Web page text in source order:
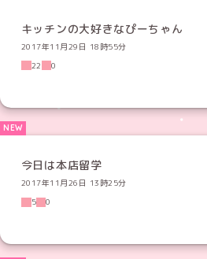
キッチンの大好きなぴーちゃん
2017年11月29日 18時55分
22
0
今日は本店留学
2017年11月26日 13時25分
5
0